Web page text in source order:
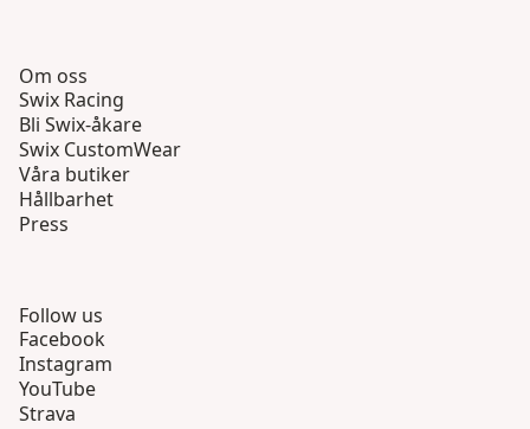
Om oss
Swix Racing
Bli Swix-åkare
Swix CustomWear
Våra butiker
Hållbarhet
Press
Follow us
Facebook
Instagram
YouTube
Strava